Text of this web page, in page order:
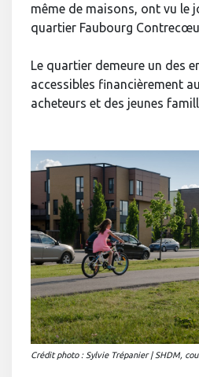
même de maisons, ont vu le
quartier Faubourg
Le quartier demeure un des
accessibles financièrement
acheteurs et des jeunes
Crédit photo : Sylvie Trépanier | SHDM, c